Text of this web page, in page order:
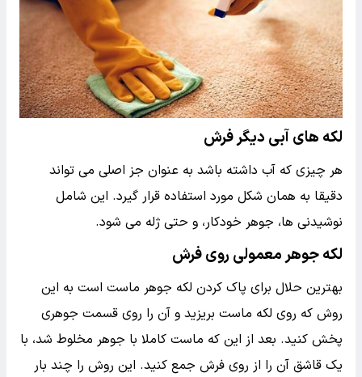
لکه های آبی دیگر فرش
هر چیزی که آب داشته باشد به عنوان جز اصلی می تواند
دقیقا به همان شکل مورد استفاده قرار گیرد. این شامل
نوشیدنی ها، جوهر خودکار، و حتی ژله می شود.
لکه جوهر معمولی روی فرش
بهترین حلال برای پاک کردن لکه جوهر ماست است به این
روش که روی لکه ماست بریزید و آن را روی قسمت جوهری
پخش کنید. بعد از این که ماست کاملا با جوهر مخلوط شد، با
یک قاشق آن را از روی فرش جمع کنید. این روش را چند بار